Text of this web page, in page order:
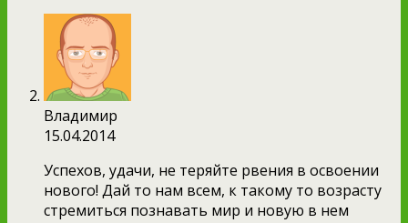
Владимир
15.04.2014
Успехов, удачи, не теряйте рвения в освоении
нового! Дай то нам всем, к такому то возрасту
стремиться познавать мир и новую в нем